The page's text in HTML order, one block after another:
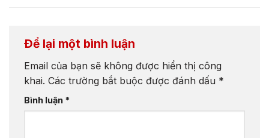
Để lại một bình luận
Email của bạn sẽ không được hiển thị công
khai. Các trường bắt buộc được đánh dấu *
Bình luận *